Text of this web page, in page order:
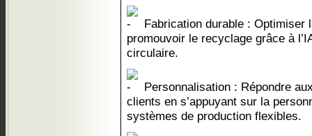
Fabrication durable : Optimiser
promouvoir le recyclage grâce à
circulaire.
Personnalisation : Répondre
clients en s’appuyant sur la
systèmes de production flexibles.